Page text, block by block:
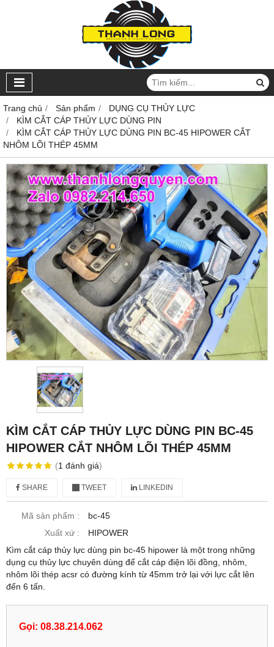
Trang chủ Sản phẩm
DỤNG CỤ THỦY LỰC
KÌM CẮT CÁP THỦY LỰC DÙNG PIN
KÌM CẮT CÁP THỦY LỰC DÙNG PIN BC-45 HIPOWER CẮT
NHÔM LÕI THÉP 45MM
KÌM CẮT CÁP THỦY LỰC DÙNG PIN BC-45
HIPOWER CẮT NHÔM LÕI THÉP 45MM
(1 đánh giá)
SHARE TWEET LINKEDIN
Mã sản phẩm :
bc-45
Xuất xứ :
HIPOWER
Kìm cắt cáp thủy lực dùng pin bc-45 hipower là một trong những
dụng cụ thủy lực chuyên dùng để cắt cáp điện lõi đồng, nhôm,
nhôm lõi thép acsr có đường kính từ 45mm trở lại với lực cắt lên
đến 6 tấn.
Gọi: 08.38.214.062